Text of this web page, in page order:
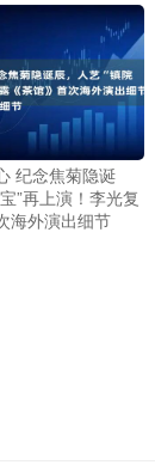
纪念焦菊隐诞
”再上演！李光复
海外演出细节